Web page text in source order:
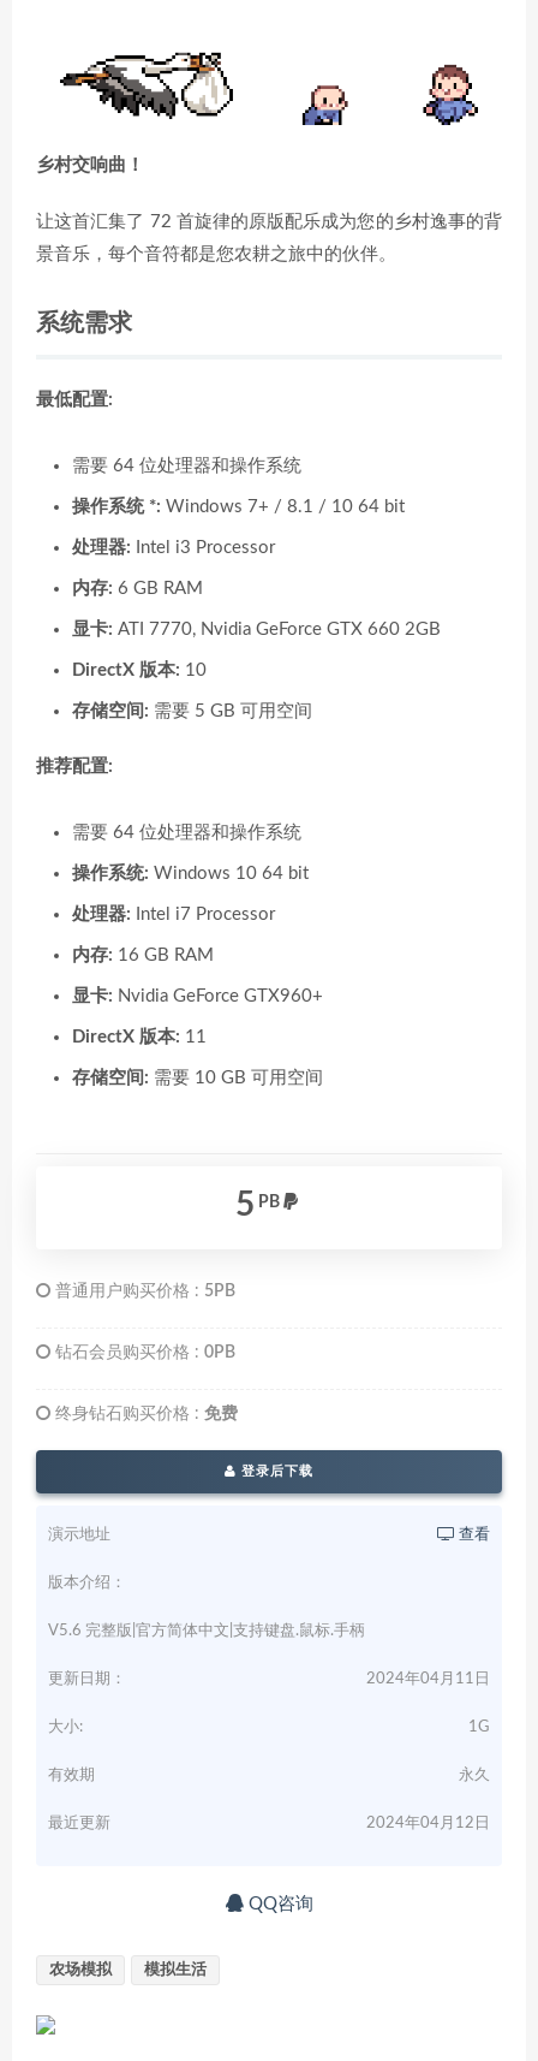
乡村交响曲！
让这首汇集了 72 首旋律的原版配乐成为您的乡村逸事的背
景音乐，每个音符都是您农耕之旅中的伙伴。
系统需求
最低配置:
需要 64 位处理器和操作系统
操作系统 *: Windows 7+ / 8.1 / 10 64 bit
处理器: Intel i3 Processor
内存: 6 GB RAM
显卡: ATI 7770, Nvidia GeForce GTX 660 2GB
DirectX 版本: 10
存储空间: 需要 5 GB 可用空间
推荐配置:
需要 64 位处理器和操作系统
操作系统: Windows 10 64 bit
处理器: Intel i7 Processor
内存: 16 GB RAM
显卡: Nvidia GeForce GTX960+
DirectX 版本: 11
存储空间: 需要 10 GB 可用空间
5 PB
普通用户购买价格 : 5PB
钻石会员购买价格 : 0PB
终身钻石购买价格 : 免费
登录后下载
演示地址 查看
版本介绍：
V5.6 完整版|官方简体中文|支持键盘.鼠标.手柄
更新日期： 2024年04月11日
大小: 1G
有效期 永久
最近更新 2024年04月12日
QQ咨询
农场模拟 模拟生活